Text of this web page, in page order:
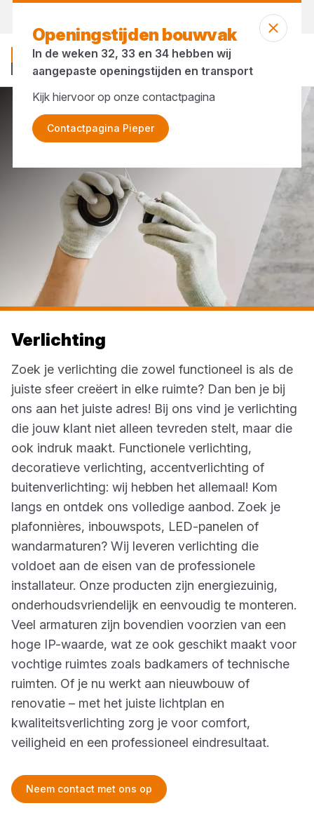
... Verlichting
Verlichting
Zoek je verlichting die zowel functioneel is als de
juiste sfeer creëert in elke ruimte? Dan ben je bij
ons aan het juiste adres! Bij ons vind je verlichting
die jouw klant niet alleen tevreden stelt, maar die
ook indruk maakt. Functionele verlichting,
decoratieve verlichting, accentverlichting of
buitenverlichting: wij hebben het allemaal! Kom
langs en ontdek ons volledige aanbod. Zoek je
plafonnières, inbouwspots, LED-panelen of
wandarmaturen? Wij leveren verlichting die
voldoet aan de eisen van de professionele
installateur. Onze producten zijn energiezuinig,
onderhoudsvriendelijk en eenvoudig te monteren.
Veel armaturen zijn bovendien voorzien van een
hoge IP-waarde, wat ze ook geschikt maakt voor
vochtige ruimtes zoals badkamers of technische
ruimten. Of je nu werkt aan nieuwbouw of
renovatie – met het juiste lichtplan en
kwaliteitsverlichting zorg je voor comfort,
veiligheid en een professioneel eindresultaat.
Neem contact met ons op
Openingstijden bouwvak
In de weken 32, 33 en 34 hebben wij
aangepaste openingstijden en transport
Kijk hiervoor op onze contactpagina
Contactpagina Pieper